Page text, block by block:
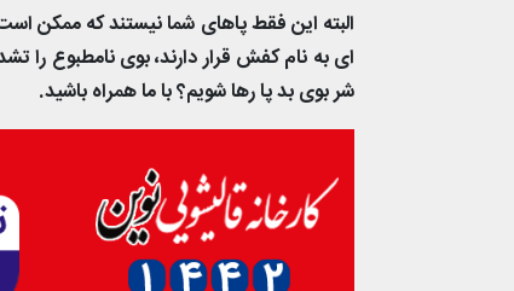
البته این فقط پاهای شما نیستند که ممکن
ای به نام کفش قرار دارند، بوی نامطبوع را
شر بوی بد پا رها شویم؟ با ما همراه باشید.